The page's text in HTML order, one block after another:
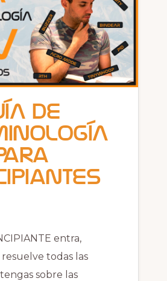
de
entra,
todas las
sobre las